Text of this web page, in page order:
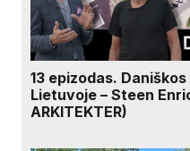
13 epizodas.
Lietuvoje – Steen
ARKITEKTER)